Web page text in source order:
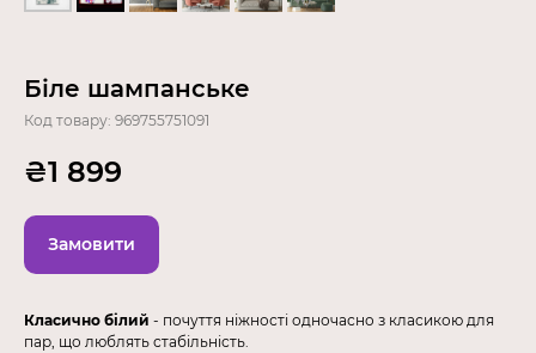
Біле шампанське
Код товару: 969755751091
₴1 899
Замовити
Класично білий - почуття ніжності одночасно з класикою для
пар, що люблять стабільність.